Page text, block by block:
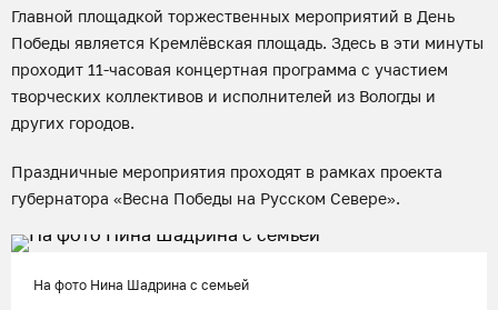
Главной площадкой торжественных мероприятий в День
Победы является Кремлёвская площадь. Здесь в эти минуты
проходит 11-часовая концертная программа с участием
творческих коллективов и исполнителей из Вологды и
других городов.
Праздничные мероприятия проходят в рамках проекта
губернатора «Весна Победы на Русском Севере».
На фото Нина Шадрина с семьей